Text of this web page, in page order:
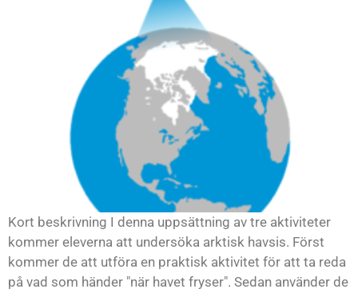
Kort beskrivning I denna uppsättning av tre aktiviteter
kommer eleverna att undersöka arktisk havsis. Först
kommer de att utföra en praktisk aktivitet för att ta reda
på vad som händer "när havet fryser". Sedan använder de